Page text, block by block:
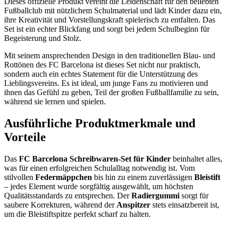
Fußballclub mit nützlichem Schulmaterial und lädt Kinder dazu ein,
ihre Kreativität und Vorstellungskraft spielerisch zu entfalten. Das
Set ist ein echter Blickfang und sorgt bei jedem Schulbeginn für
Begeisterung und Stolz.
Mit seinem ansprechenden Design in den traditionellen Blau- und
Rottönen des FC Barcelona ist dieses Set nicht nur praktisch,
sondern auch ein echtes Statement für die Unterstützung des
Lieblingsvereins. Es ist ideal, um junge Fans zu motivieren und
ihnen das Gefühl zu geben, Teil der großen Fußballfamilie zu sein,
während sie lernen und spielen.
Ausführliche Produktmerkmale und
Vorteile
Das FC Barcelona Schreibwaren-Set für Kinder beinhaltet alles,
was für einen erfolgreichen Schulalltag notwendig ist. Vom
stilvollen Federmäppchen bis hin zu einem zuverlässigen Bleistift
– jedes Element wurde sorgfältig ausgewählt, um höchsten
Qualitätsstandards zu entsprechen. DerRadiergummi sorgt für
saubere Korrekturen, während der Anspitzer stets einsatzbereit ist,
um die Bleistiftspitze perfekt scharf zu halten.